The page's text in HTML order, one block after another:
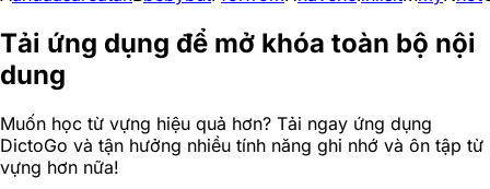
Tải ứng dụng để mở khóa toàn bộ nội
dung
Muốn học từ vựng hiệu quả hơn? Tải ngay ứng dụng
DictoGo và tận hưởng nhiều tính năng ghi nhớ và ôn tập từ
vựng hơn nữa!